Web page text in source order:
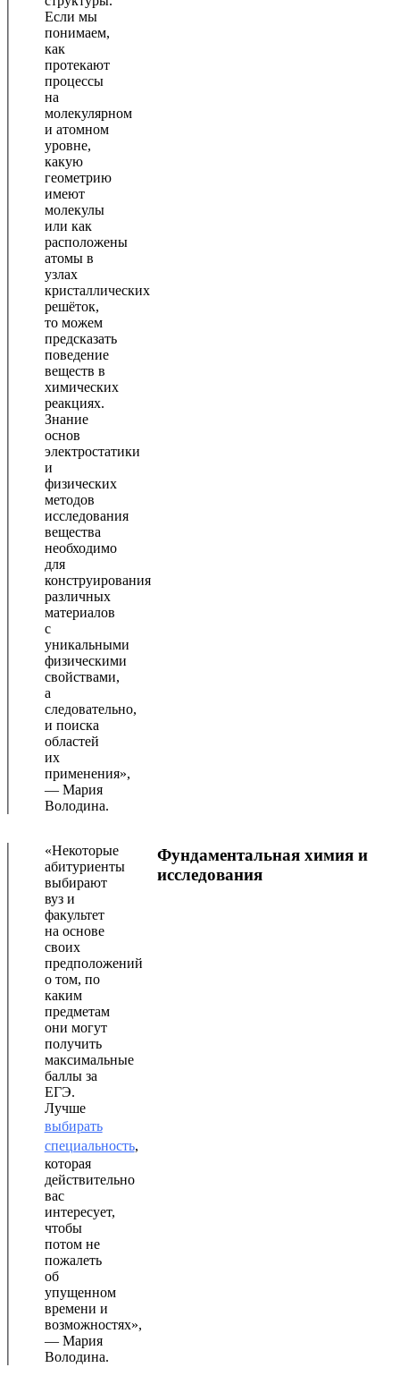
Если мы
понимаем,
как
протекают
процессы
на
молекулярном
и атомном
уровне,
какую
геометрию
имеют
молекулы
или как
расположены
атомы в
узлах
кристаллических
решёток,
то можем
предсказать
поведение
веществ в
химических
реакциях.
Знание
основ
электростатики
и
физических
методов
исследования
вещества
необходимо
для
конструирования
различных
материалов
с
уникальными
физическими
свойствами,
а
следовательно,
и поиска
областей
их
применения»,
— Мария
Володина.
«Некоторые
абитуриенты
выбирают
вуз и
факультет
на основе
своих
предположений
о том, по
каким
предметам
они могут
получить
максимальные
баллы за
ЕГЭ.
Лучше
выбирать
специальность,
которая
действительно
вас
интересует,
чтобы
потом не
пожалеть
об
упущенном
времени и
возможностях»,
— Мария
Володина.
Фундаментальная химия и
исследования